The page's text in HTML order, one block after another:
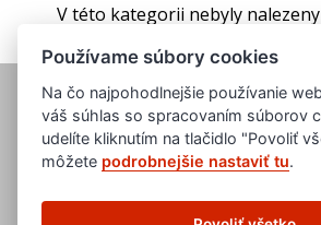
V této kategorii nebyly
www.edb.cz
Používame súbory cookies
Na čo najpohodlnejšie používanie
váš súhlas so spracovaním súborov
udelíte kliknutím na tlačidlo "Povoliť
môžete podrobnejšie nastaviť tu.